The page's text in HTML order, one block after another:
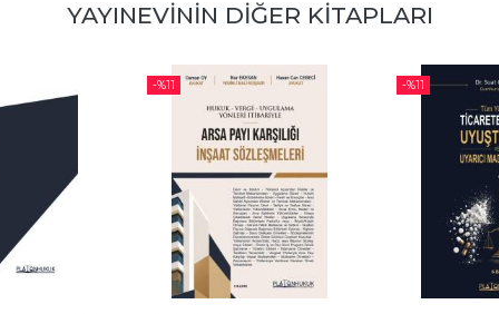
YAYINEVININ DIĞER KITAPLARI
-%11 -%11